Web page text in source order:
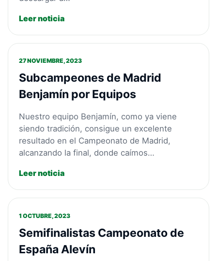
Leer noticia
27 NOVIEMBRE, 2023
Subcampeones de Madrid
Benjamín por Equipos
Nuestro equipo Benjamín, como ya viene
siendo tradición, consigue un excelente
resultado en el Campeonato de Madrid,
alcanzando la final, donde caímos…
Leer noticia
1 OCTUBRE, 2023
Semifinalistas Campeonato de
España Alevín